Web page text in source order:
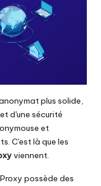
plus solide,
d'une sécurité
et
C'est là que les
viennent.
possède des